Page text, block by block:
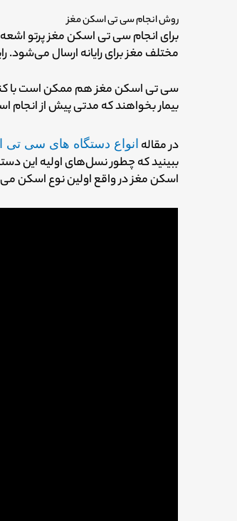
روش انجام سی تی اسکن مغز
برای انجام سی تی اسکن مغز پرتو
مختلف مغز برای رایانه ارسال می‌شود.
سی تی اسکن مغز هم ممکن است با
بیمار بخواهند که مدتی پیش از انجام
در مقاله انواع دستگاه های سی
ببینید که چطور نسل‌های اولیه این
اسکن مغز در واقع اولین نوع اسکن